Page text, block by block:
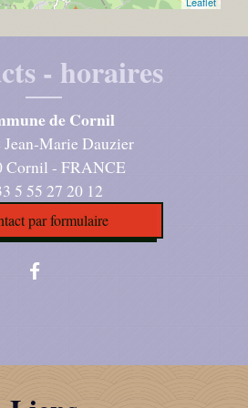
- horaires
de Cornil
Jean-Marie Dauzier
Cornil - FRANCE
5 55 27 20 12
par formulaire